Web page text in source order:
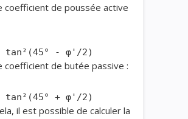
coefficient de poussée active
coefficient de butée passive :
il est possible de calculer la